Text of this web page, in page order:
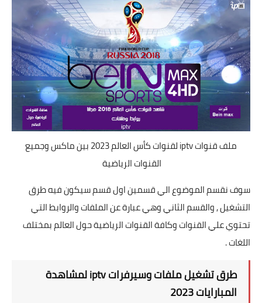
ملف قنوات iptv لقنوات كأس العالم 2023 بين ماكس وجميع
القنوات الرياضية
سوف نقسم الموضوع الي قسمين اول قسم سيكون فيه طرق
التشغيل , والقسم الثاني وهي عبارة عن الملفات والروابط التي
تحتوي علي القنوات وكافة القنوات الرياضية حول العالم بمختلف
اللغات .
طرق تشغيل ملفات وسيرفرات iptv لمشاهدة
المبارايات 2023